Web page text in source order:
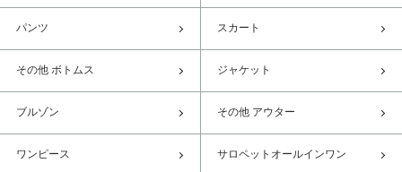
パンツ スカート
その他 ボトムス ジャケット
ブルゾン その他 アウター
ワンピース サロペットオールインワン